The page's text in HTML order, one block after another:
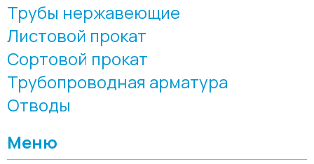
Трубы нержавеющие
Листовой прокат
Сортовой прокат
Трубопроводная арматура
Отводы
Меню